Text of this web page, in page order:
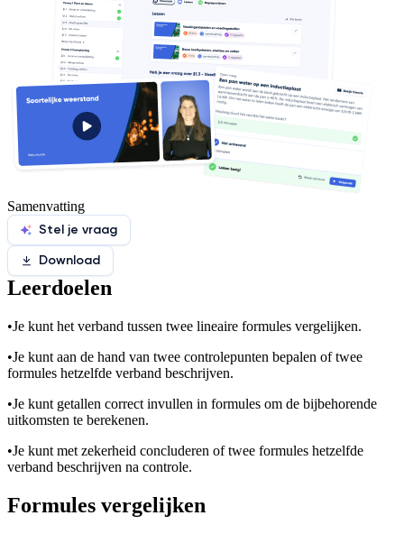
Samenvatting
Stel je vraag
Download
Leerdoelen
•Je kunt het verband tussen twee lineaire formules vergelijken.
•Je kunt aan de hand van twee controlepunten bepalen of twee
formules hetzelfde verband beschrijven.
•Je kunt getallen correct invullen in formules om de bijbehorende
uitkomsten te berekenen.
•Je kunt met zekerheid concluderen of twee formules hetzelfde
verband beschrijven na controle.
Formules vergelijken